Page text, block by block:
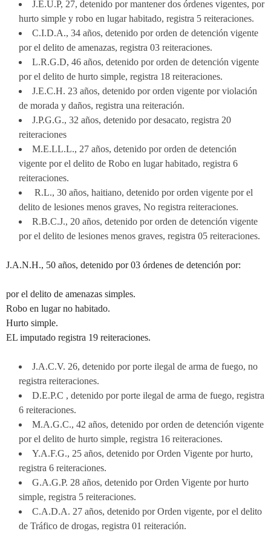
J.E.U.P, 27, detenido por mantener dos órdenes vigentes, por
hurto simple y robo en lugar habitado, registra 5 reiteraciones.
C.I.D.A., 34 años, detenido por orden de detención vigente
por el delito de amenazas, registra 03 reiteraciones.
L.R.G.D, 46 años, detenido por orden de detención vigente
por el delito de hurto simple, registra 18 reiteraciones.
J.E.C.H. 23 años, detenido por orden vigente por violación
de morada y daños, registra una reiteración.
J.P.G.G., 32 años, detenido por desacato, registra 20
reiteraciones
M.E.LL.L., 27 años, detenido por orden de detención
vigente por el delito de Robo en lugar habitado, registra 6
reiteraciones.
R.L., 30 años, haitiano, detenido por orden vigente por el
delito de lesiones menos graves, No registra reiteraciones.
R.B.C.J., 20 años, detenido por orden de detención vigente
por el delito de lesiones menos graves, registra 05 reiteraciones.
J.A.N.H., 50 años, detenido por 03 órdenes de detención por:
por el delito de amenazas simples.
Robo en lugar no habitado.
Hurto simple.
EL imputado registra 19 reiteraciones.
J.A.C.V. 26, detenido por porte ilegal de arma de fuego, no
registra reiteraciones.
D.E.P.C , detenido por porte ilegal de arma de fuego, registra
6 reiteraciones.
M.A.G.C., 42 años, detenido por orden de detención vigente
por el delito de hurto simple, registra 16 reiteraciones.
Y.A.F.G., 25 años, detenido por Orden Vigente por hurto,
registra 6 reiteraciones.
G.A.G.P. 28 años, detenido por Orden Vigente por hurto
simple, registra 5 reiteraciones.
C.A.D.A. 27 años, detenido por Orden vigente, por el delito
de Tráfico de drogas, registra 01 reiteración.